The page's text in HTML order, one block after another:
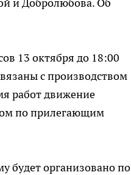
13 октября до 18:00
с производством
работ движение
по прилегающим
будет организовано по